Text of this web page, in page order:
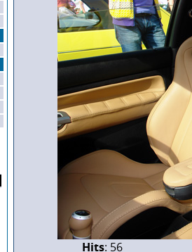
Hits: 56